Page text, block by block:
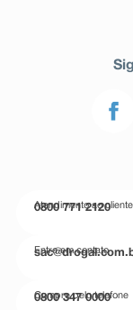
Atendimento ao cliente
0800 771 2120
Entre em contato
Compre pelo telefone
0800 347 0000